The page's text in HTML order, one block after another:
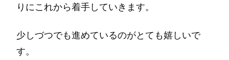
りにこれから着手していきます。
少しづつでも進めているのがとても嬉しいで
す。